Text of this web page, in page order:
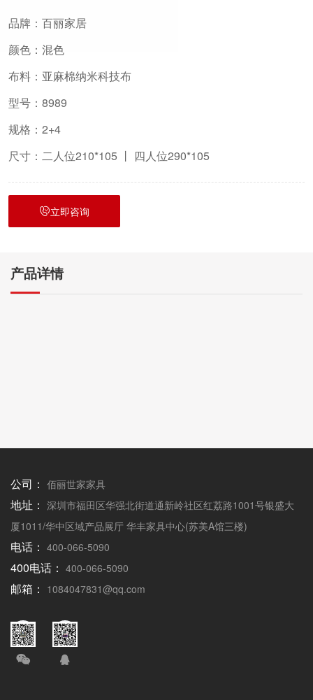
品牌：百丽家居
颜色：混色
布料：亚麻棉纳米科技布
型号：8989
规格：2+4
尺寸：二人位210*105 丨 四人位290*105
立即咨询
产品详情
公司： 佰丽世家家具
地址： 深圳市福田区华强北街道通新岭社区红荔路1001号银盛大
厦1011/华中区域产品展厅 华丰家具中心(苏美A馆三楼)
电话： 400-066-5090
400电话： 400-066-5090
邮箱： 1084047831@qq.com